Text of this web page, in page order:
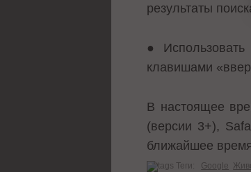
результаты
● Использовать
клавишами
В настоящее
(версии 3+),
ближайшее
Теги: Google